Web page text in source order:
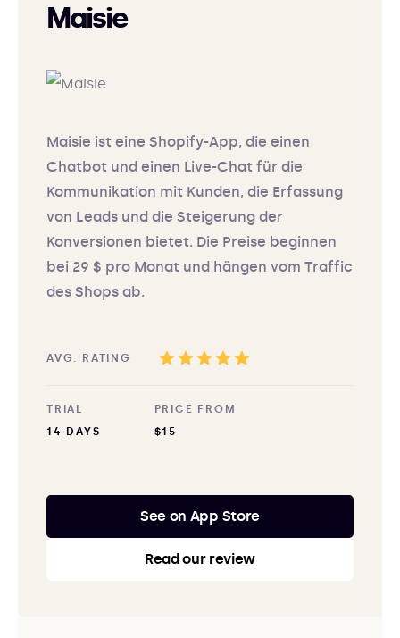
Maisie
Maisie ist eine Shopify-App, die einen
Chatbot und einen Live-Chat für die
Kommunikation mit Kunden, die Erfassung
von Leads und die Steigerung der
Konversionen bietet. Die Preise beginnen
bei 29 $ pro Monat und hängen vom Traffic
des Shops ab.
AVG. RATING
TRIAL
14 DAYS
PRICE FROM
$15
See on App Store
Read our review